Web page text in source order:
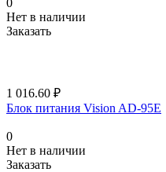
Нет в наличии
Заказать
1 016.60 ₽
Блок питания Vision AD-95E
0
Нет в наличии
Заказать